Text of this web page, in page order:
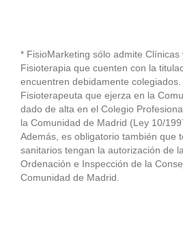
* FisioMarketing sólo admite
Fisioterapia que cuenten con la
encuentren debidamente
Fisioterapeuta que ejerza en la
dado de alta en el Colegio
la Comunidad de Madrid (Ley 10/
Además, es obligatorio también que
sanitarios tengan la autorización de
Ordenación e Inspección de la
Comunidad de Madrid.